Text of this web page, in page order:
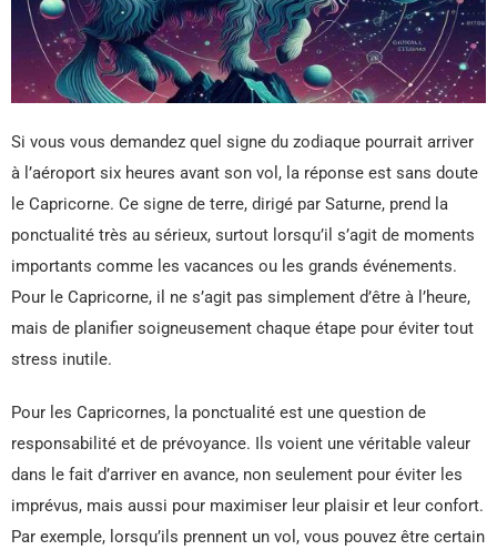
Si vous vous demandez quel signe du zodiaque pourrait arriver
à l’aéroport six heures avant son vol, la réponse est sans doute
le Capricorne. Ce signe de terre, dirigé par Saturne, prend la
ponctualité très au sérieux, surtout lorsqu’il s’agit de moments
importants comme les vacances ou les grands événements.
Pour le Capricorne, il ne s’agit pas simplement d’être à l’heure,
mais de planifier soigneusement chaque étape pour éviter tout
stress inutile.
Pour les Capricornes, la ponctualité est une question de
responsabilité et de prévoyance. Ils voient une véritable valeur
dans le fait d’arriver en avance, non seulement pour éviter les
imprévus, mais aussi pour maximiser leur plaisir et leur confort.
Par exemple, lorsqu’ils prennent un vol, vous pouvez être certain